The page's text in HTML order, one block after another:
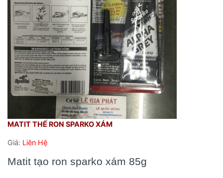
MATIT THẾ RON SPARKO XÁM
Giá: Liên Hệ
Matit tạo ron sparko xám 85g